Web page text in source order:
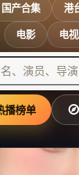
国产合集 港
电影
电
播榜单